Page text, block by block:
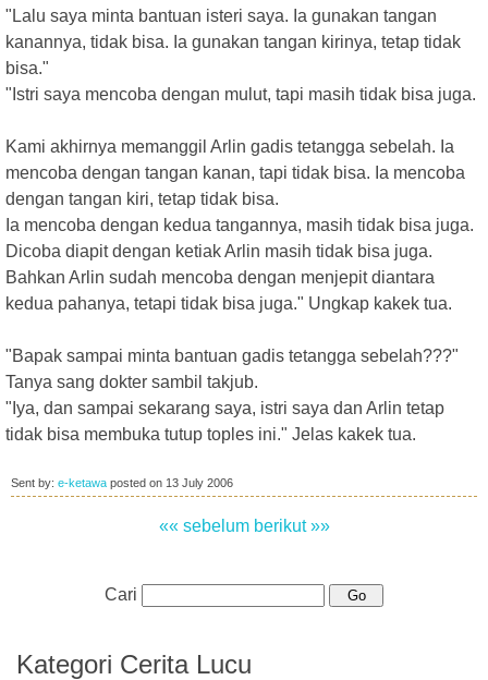
"Lalu saya minta bantuan isteri saya. Ia gunakan tangan
kanannya, tidak bisa. Ia gunakan tangan kirinya, tetap tidak
bisa."
"Istri saya mencoba dengan mulut, tapi masih tidak bisa juga.
Kami akhirnya memanggil Arlin gadis tetangga sebelah. Ia
mencoba dengan tangan kanan, tapi tidak bisa. Ia mencoba
dengan tangan kiri, tetap tidak bisa.
Ia mencoba dengan kedua tangannya, masih tidak bisa juga.
Dicoba diapit dengan ketiak Arlin masih tidak bisa juga.
Bahkan Arlin sudah mencoba dengan menjepit diantara
kedua pahanya, tetapi tidak bisa juga." Ungkap kakek tua.
"Bapak sampai minta bantuan gadis tetangga sebelah???"
Tanya sang dokter sambil takjub.
"Iya, dan sampai sekarang saya, istri saya dan Arlin tetap
tidak bisa membuka tutup toples ini." Jelas kakek tua.
Sent by: e-ketawa posted on 13 July 2006
«« sebelum berikut »»
Cari
Kategori Cerita Lucu